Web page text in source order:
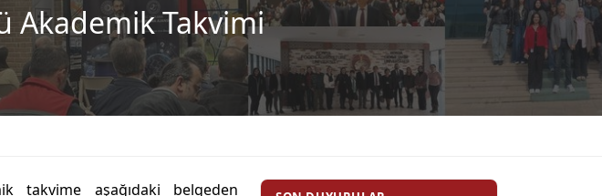
Akademik Takvimi
takvime aşağıdaki belgeden